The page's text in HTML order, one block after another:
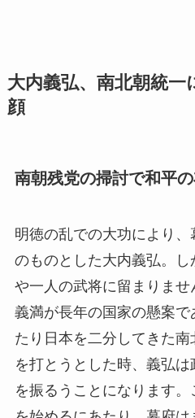
大内義弘、南北朝統一
顔
南朝残党の掃討で和平
明徳の乱での大功により
のものとした大内義弘。
や一人の武将に留まりませ
義満が長年の国家の懸案
たり日本を二分してきた
を打とうとした時、義弘
を振るうことになります